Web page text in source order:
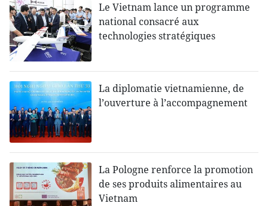
Le Vietnam lance un programme
national consacré aux
technologies stratégiques
La diplomatie vietnamienne, de
l’ouverture à l’accompagnement
La Pologne renforce la promotion
de ses produits alimentaires au
Vietnam